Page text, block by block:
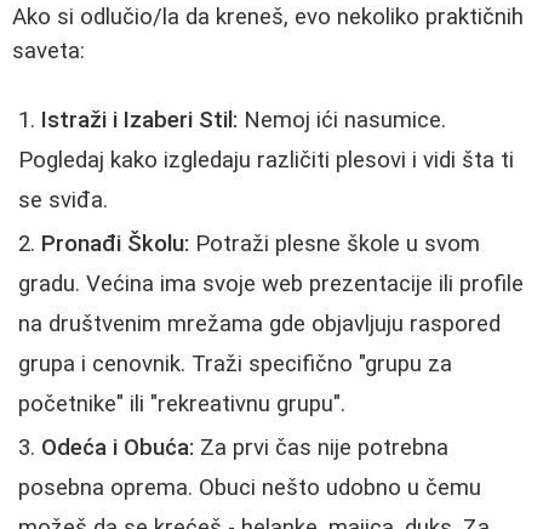
Ako si odlučio/la da kreneš, evo nekoliko praktičnih
saveta:
Istraži i Izaberi Stil: Nemoj ići nasumice.
Pogledaj kako izgledaju različiti plesovi i vidi šta ti
se sviđa.
Pronađi Školu: Potraži plesne škole u svom
gradu. Većina ima svoje web prezentacije ili profile
na društvenim mrežama gde objavljuju raspored
grupa i cenovnik. Traži specifično "grupu za
početnike" ili "rekreativnu grupu".
Odeća i Obuća: Za prvi čas nije potrebna
posebna oprema. Obuci nešto udobno u čemu